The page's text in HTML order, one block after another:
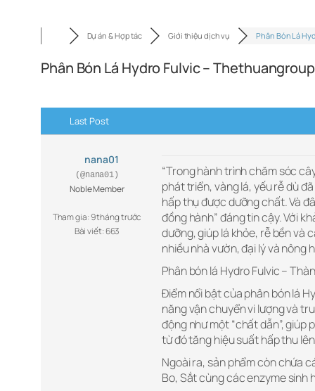
Dự án & Hợp tác Giới thiệu dịch vụ Phân Bón Lá
Phân Bón Lá Hydro Fulvic –
Last Post
nana01
(@nana01)
Noble Member
Tham gia: 9 tháng trước
Bài viết: 663
“Trong hành trình chăm sóc
phát triển, vàng lá, yếu rễ dù
hấp thụ được dưỡng chất. Và
đồng hành” đáng tin cậy. Với
dưỡng, giúp lá khỏe, rễ bền và
nhiều nhà vườn, đại lý và nông
Phân bón lá Hydro Fulvic –
Điểm nổi bật của phân bón lá
năng vận chuyển vi lượng và
động như một “chất dẫn”, giúp
từ đó tăng hiệu suất hấp thu
Ngoài ra, sản phẩm còn chứa
Bo, Sắt cùng các enzyme sinh